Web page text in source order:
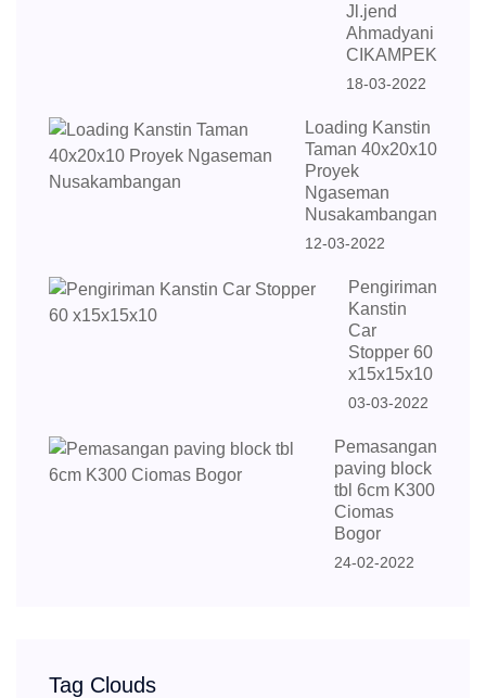
Jl.jend
Ahmadyani
CIKAMPEK
18-03-2022
Loading Kanstin
Taman 40x20x10
Proyek
Ngaseman
Nusakambangan
12-03-2022
Pengiriman
Kanstin
Car
Stopper 60
x15x15x10
03-03-2022
Pemasangan
paving block
tbl 6cm K300
Ciomas
Bogor
24-02-2022
Tag Clouds